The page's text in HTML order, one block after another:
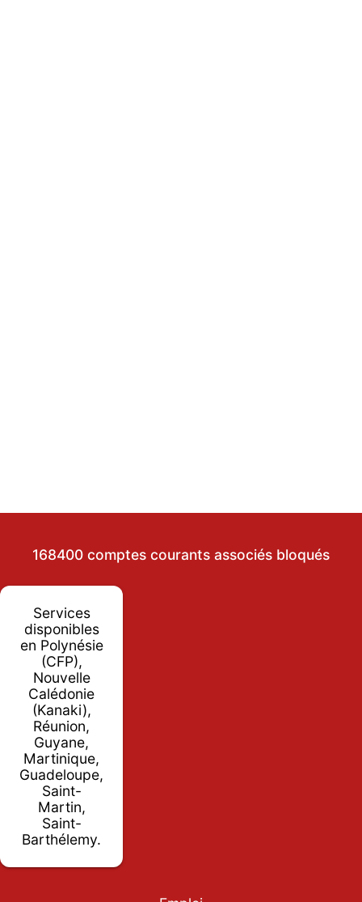
168400 comptes courants associés bloqués
Services
disponibles
en Polynésie
(CFP),
Nouvelle
Calédonie
(Kanaki),
Réunion,
Guyane,
Martinique,
Guadeloupe,
Saint-
Martin,
Saint-
Barthélemy.